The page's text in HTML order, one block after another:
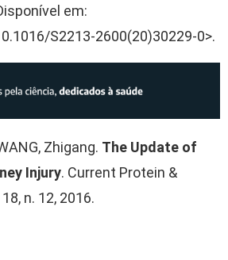
em:
S2213-2600(20)30229-0>.
Zhigang. The Update of
Injury. Current Protein &
n. 12, 2016.